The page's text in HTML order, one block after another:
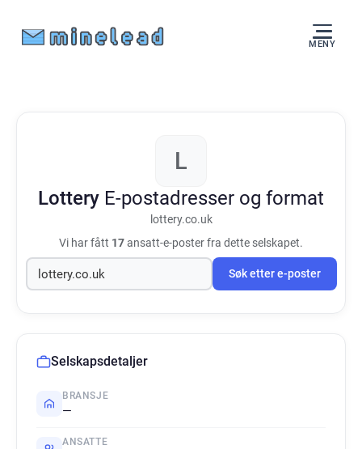
MENY
L
Lottery E-postadresser og format
lottery.co.uk
Vi har fått 17ansatt-e-poster fra dette selskapet.
Søk etter e-poster
Selskapsdetaljer
BRANSJE
—
ANSATTE